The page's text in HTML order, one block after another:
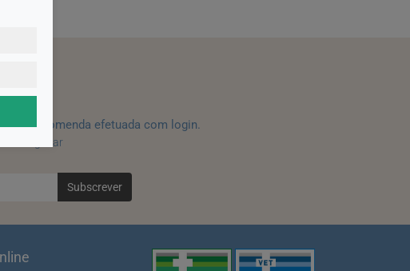
encomenda efetuada com login.
Registar
Subscrever